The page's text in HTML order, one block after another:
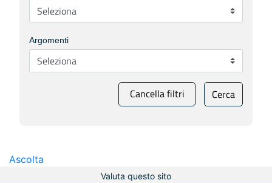
Argomenti
Cancella filtri Cerca
Ascolta
Valuta questo sito